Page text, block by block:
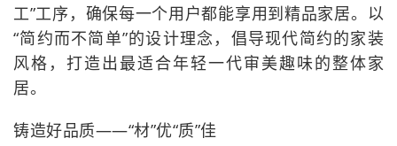
工”工序，确保每一个用户都能享用到精品家居。以
“简约而不简单”的设计理念，倡导现代简约的家装
风格，打造出最适合年轻一代审美趣味的整体家
居。
铸造好品质——“材”优“质”佳